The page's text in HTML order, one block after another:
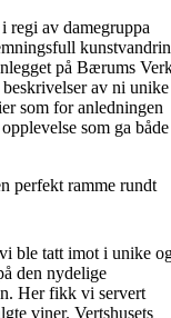
regi av damegruppa
på Bærums
av ni unike
som for anledningen
som ga både
perfekt ramme rundt
ble tatt imot i unike
den nydelige
Her fikk vi servert
viner. Vertshusets